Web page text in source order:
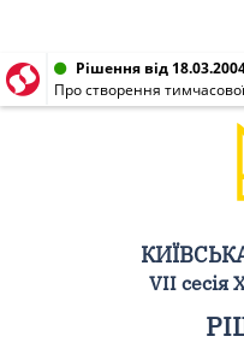
Рішення від
Про створення
VII сесія